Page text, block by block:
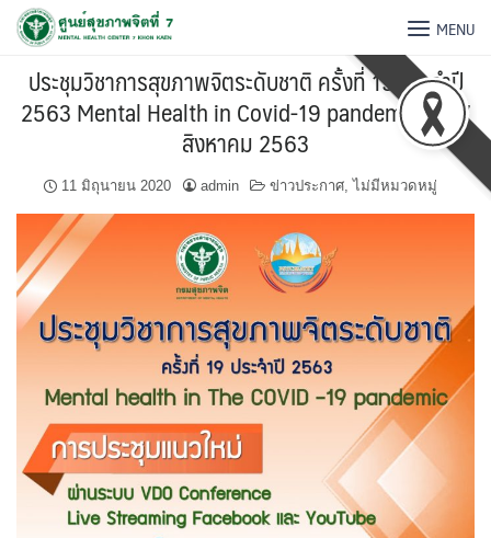
MENU
ประชุมวิชาการสุขภาพจิตระดับชาติ ครั้งที่ 19 ประจำปี
2563 Mental Health in Covid-19 pandemic 6 – 7
สิงหาคม 2563
11 มิถุนายน 2020 admin ข่าวประกาศ,ไม่มีหมวดหมู่